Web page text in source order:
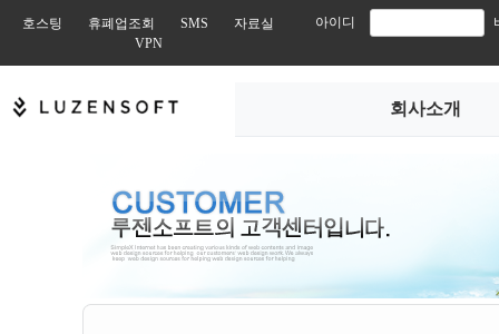
호스팅 휴폐업조회 SMS
자료실
VPN
아이디
회사소개